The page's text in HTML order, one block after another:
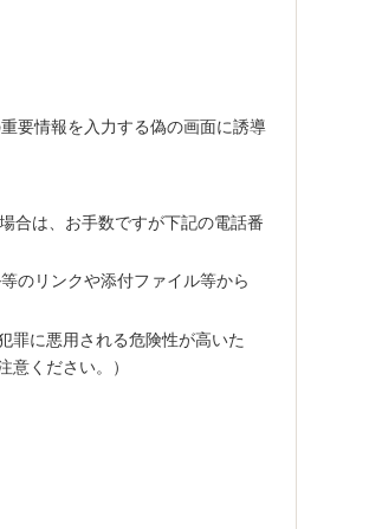
要情報を入力する偽の画面に誘導
合は、お手数ですが下記の電話番
のリンクや添付ファイル等から
罪に悪用される危険性が高いた
ください。）